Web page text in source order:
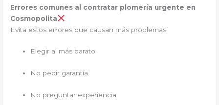
Errores comunes al contratar plomería urgente en
Cosmopolita
Evita estos errores que causan más problemas:
Elegir al más barato
No pedir garantía
No preguntar experiencia